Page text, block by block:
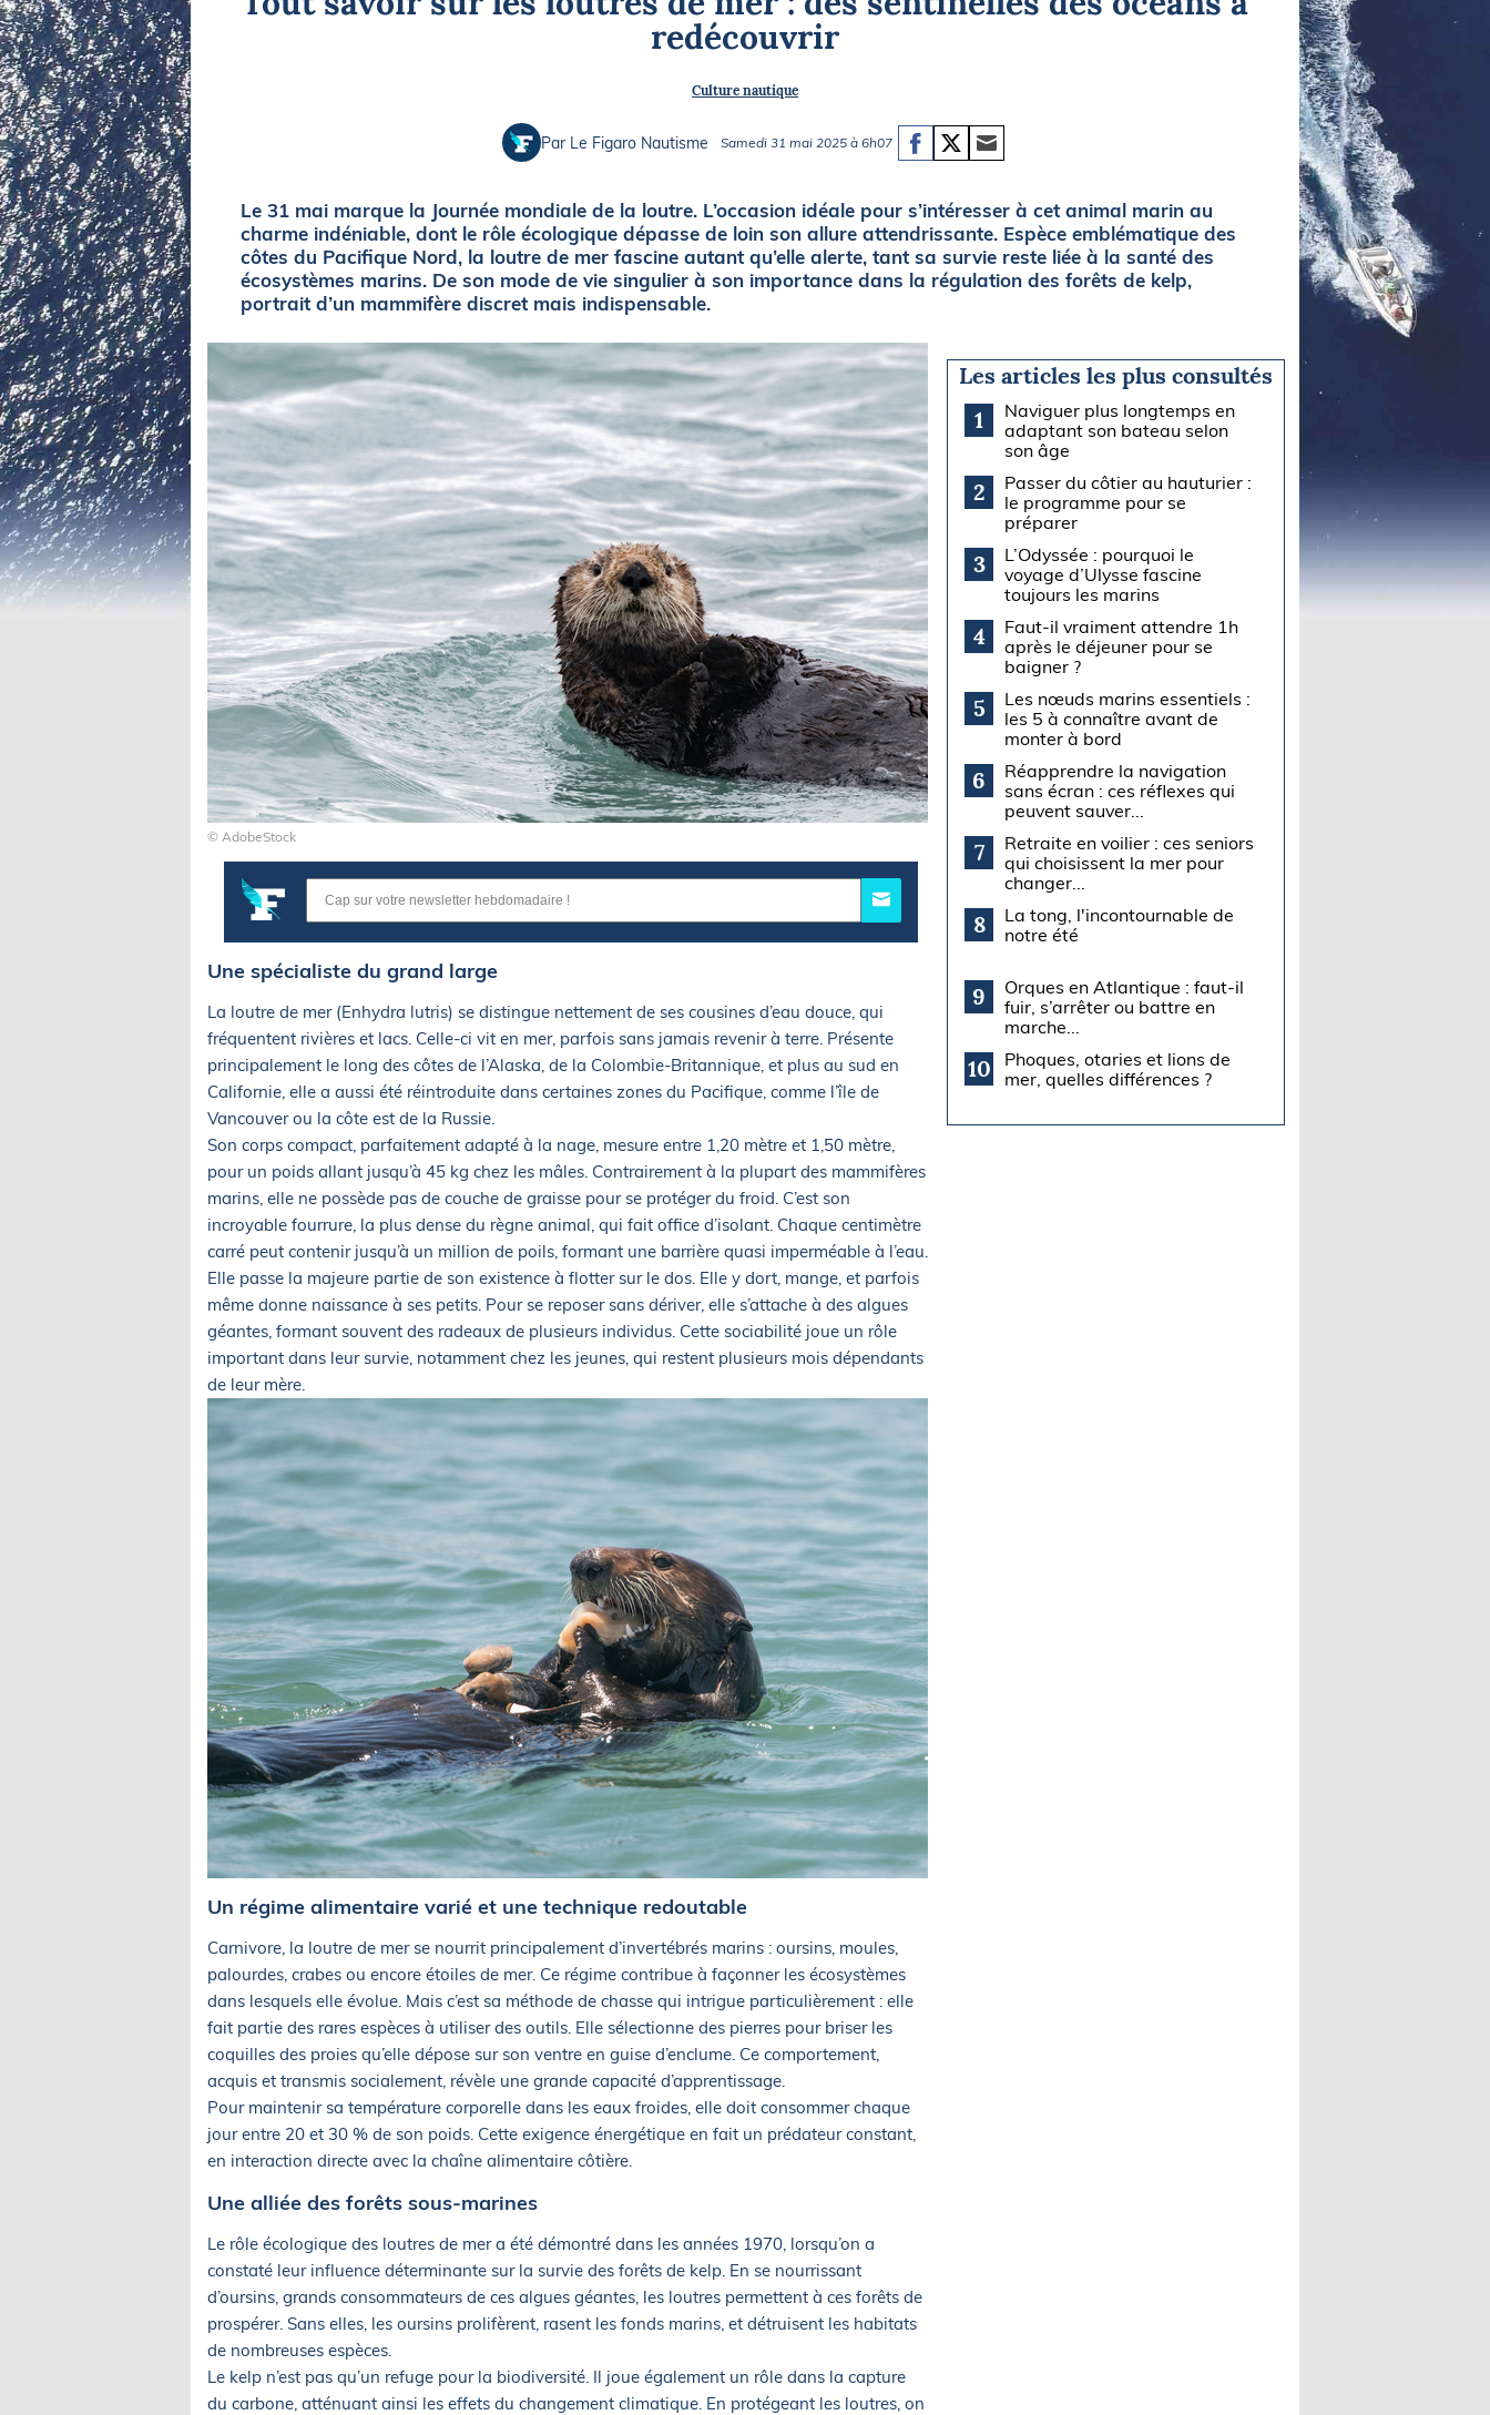
Equipements
Glisse
Briefings
redécouvrir
Culture nautique
Par Le Figaro Nautisme Samedi 31 mai 2025 à 6h07
Le 31 mai marque la Journée mondiale de la loutre. L’occasion idéale pour s’intéresser à cet animal marin au
charme indéniable, dont le rôle écologique dépasse de loin son allure attendrissante. Espèce emblématique des
côtes du Pacifique Nord, la loutre de mer fascine autant qu’elle alerte, tant sa survie reste liée à la santé des
écosystèmes marins. De son mode de vie singulier à son importance dans la régulation des forêts de kelp,
portrait d’un mammifère discret mais indispensable.
© AdobeStock
Une spécialiste du grand large
La loutre de mer (Enhydra lutris) se distingue nettement de ses cousines d’eau douce, qui
fréquentent rivières et lacs. Celle-ci vit en mer, parfois sans jamais revenir à terre. Présente
principalement le long des côtes de l’Alaska, de la Colombie-Britannique, et plus au sud en
Californie, elle a aussi été réintroduite dans certaines zones du Pacifique, comme l’île de
Vancouver ou la côte est de la Russie.
Son corps compact, parfaitement adapté à la nage, mesure entre 1,20 mètre et 1,50 mètre,
pour un poids allant jusqu’à 45 kg chez les mâles. Contrairement à la plupart des mammifères
marins, elle ne possède pas de couche de graisse pour se protéger du froid. C’est son
incroyable fourrure, la plus dense du règne animal, qui fait office d’isolant. Chaque centimètre
carré peut contenir jusqu’à un million de poils, formant une barrière quasi imperméable à l’eau.
Elle passe la majeure partie de son existence à flotter sur le dos. Elle y dort, mange, et parfois
même donne naissance à ses petits. Pour se reposer sans dériver, elle s’attache à des algues
géantes, formant souvent des radeaux de plusieurs individus. Cette sociabilité joue un rôle
important dans leur survie, notamment chez les jeunes, qui restent plusieurs mois dépendants
de leur mère.
Un régime alimentaire varié et une technique redoutable
Carnivore, la loutre de mer se nourrit principalement d’invertébrés marins : oursins, moules,
palourdes, crabes ou encore étoiles de mer. Ce régime contribue à façonner les écosystèmes
dans lesquels elle évolue. Mais c’est sa méthode de chasse qui intrigue particulièrement : elle
fait partie des rares espèces à utiliser des outils. Elle sélectionne des pierres pour briser les
coquilles des proies qu’elle dépose sur son ventre en guise d’enclume. Ce comportement,
acquis et transmis socialement, révèle une grande capacité d’apprentissage.
Pour maintenir sa température corporelle dans les eaux froides, elle doit consommer chaque
jour entre 20 et 30 % de son poids. Cette exigence énergétique en fait un prédateur constant,
en interaction directe avec la chaîne alimentaire côtière.
Une alliée des forêts sous-marines
Le rôle écologique des loutres de mer a été démontré dans les années 1970, lorsqu’on a
constaté leur influence déterminante sur la survie des forêts de kelp. En se nourrissant
d’oursins, grands consommateurs de ces algues géantes, les loutres permettent à ces forêts de
prospérer. Sans elles, les oursins prolifèrent, rasent les fonds marins, et détruisent les habitats
de nombreuses espèces.
Le kelp n’est pas qu’un refuge pour la biodiversité. Il joue également un rôle dans la capture
du carbone, atténuant ainsi les effets du changement climatique. En protégeant les loutres, on
Les articles les plus consultés
1
Naviguer plus longtemps en
adaptant son bateau selon
son âge
2
Passer du côtier au hauturier :
le programme pour se
préparer
3
L’Odyssée : pourquoi le
voyage d’Ulysse fascine
toujours les marins
4
Faut-il vraiment attendre 1h
après le déjeuner pour se
baigner ?
5
Les nœuds marins essentiels :
les 5 à connaître avant de
monter à bord
6
Réapprendre la navigation
sans écran : ces réflexes qui
peuvent sauver...
7
Retraite en voilier : ces seniors
qui choisissent la mer pour
changer...
8
La tong, l'incontournable de
notre été
9
Orques en Atlantique : faut-il
fuir, s’arrêter ou battre en
marche...
10
Phoques, otaries et lions de
mer, quelles différences ?